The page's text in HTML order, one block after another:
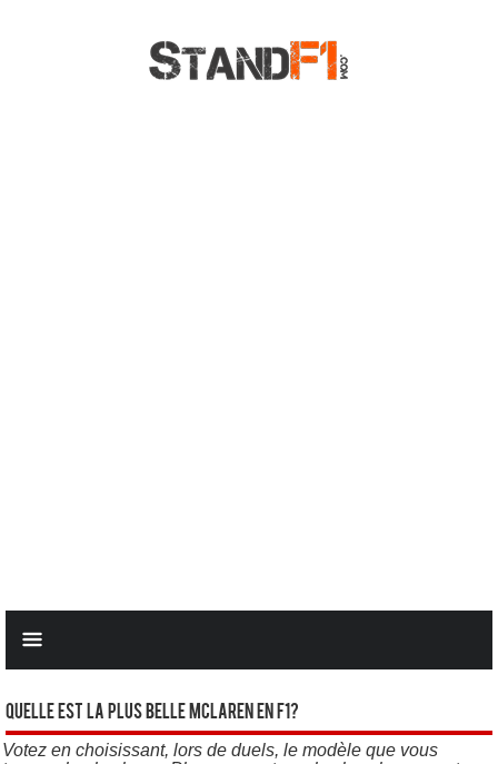
Quelle est la plus belle Mclaren en F1?
Votez en choisissant, lors de duels, le modèle que vous